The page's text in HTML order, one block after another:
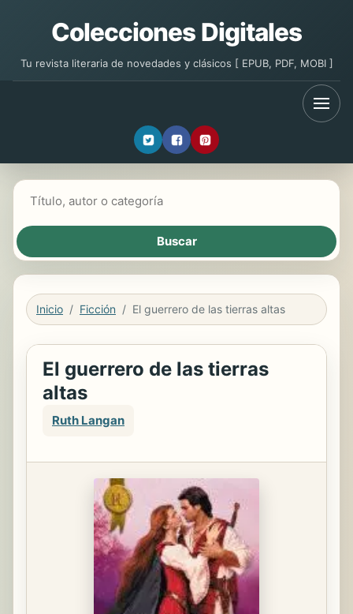
Colecciones Digitales
Tu revista literaria de novedades y clásicos [ EPUB, PDF, MOBI ]
Inicio Ficción El guerrero de las tierras altas
El guerrero de las tierras
altas
Ruth Langan